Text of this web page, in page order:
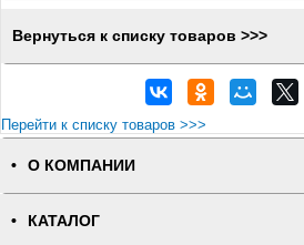
Вернуться к списку товаров >>>
Перейти к списку товаров >>>
О КОМПАНИИ
КАТАЛОГ